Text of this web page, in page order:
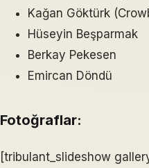
Kağan Göktürk
Hüseyin Beşparmak
Berkay Pekesen
Emircan Döndü
Fotoğraflar:
[tribulant_slideshow